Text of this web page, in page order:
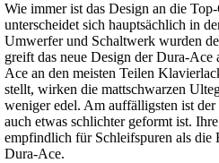
Wie immer ist das Design an die
unterscheidet sich hauptsächlich in
Umwerfer und Schaltwerk wurden
greift das neue Design der Dura-
Ace an den meisten Teilen
stellt, wirken die mattschwarzen
weniger edel. Am auffälligsten ist
auch etwas schlichter geformt ist.
empfindlich für Schleifspuren als die
Dura-Ace.